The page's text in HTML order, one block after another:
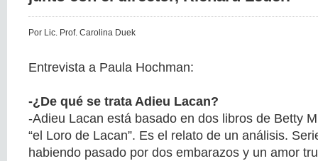
Por Lic. Prof. Carolina Duek
Entrevista a Paula Hochman:
-¿De qué se trata Adieu Lacan?
-Adieu Lacan está basado en dos libros de Betty
“el Loro de Lacan”. Es el relato de un análisis.
habiendo pasado por dos embarazos y un amor